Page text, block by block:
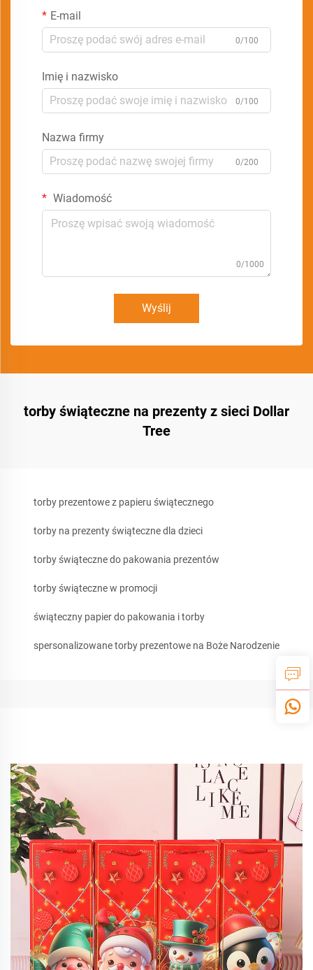
E-mail
0/100
Imię i nazwisko
0/100
Nazwa firmy
0/200
Wiadomość
0/1000
Wyślij
torby świąteczne na prezenty z sieci Dollar
Tree
torby prezentowe z papieru świątecznego
torby na prezenty świąteczne dla dzieci
torby świąteczne do pakowania prezentów
torby świąteczne w promocji
świąteczny papier do pakowania i torby
spersonalizowane torby prezentowe na Boże Narodzenie